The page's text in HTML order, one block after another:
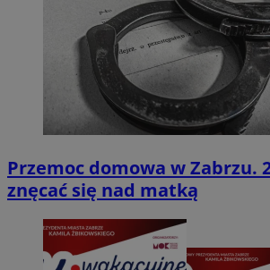
Przemoc domowa w Zabrzu.
znęcać się nad matką